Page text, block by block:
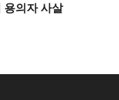
용의자 사살